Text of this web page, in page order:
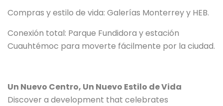
Compras y estilo de vida: Galerías Monterrey y HEB.
Conexión total: Parque Fundidora y estación
Cuauhtémoc para moverte fácilmente por la ciudad.
Un Nuevo Centro, Un Nuevo Estilo de Vida
Discover a development that celebrates